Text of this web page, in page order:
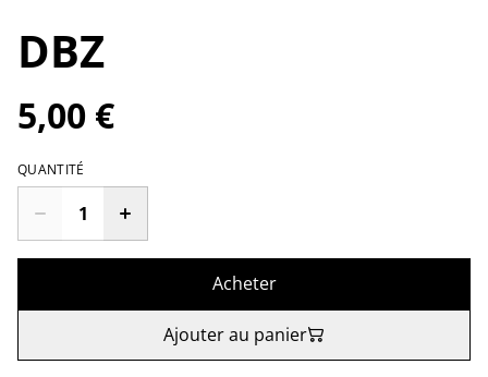
DBZ
5,00 €
QUANTITÉ
Acheter
Ajouter au panier